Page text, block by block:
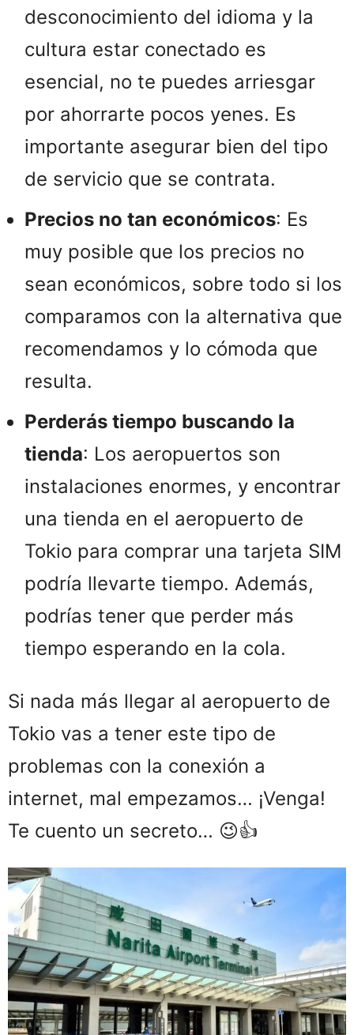
desconocimiento del idioma y la
cultura estar conectado es
esencial, no te puedes arriesgar
por ahorrarte pocos yenes. Es
importante asegurar bien del tipo
de servicio que se contrata.
Precios no tan económicos: Es
muy posible que los precios no
sean económicos, sobre todo si los
comparamos con la alternativa que
recomendamos y lo cómoda que
resulta.
Perderás tiempo buscando la
tienda: Los aeropuertos son
instalaciones enormes, y encontrar
una tienda en el aeropuerto de
Tokio para comprar una tarjeta SIM
podría llevarte tiempo. Además,
podrías tener que perder más
tiempo esperando en la cola.
Si nada más llegar al aeropuerto de
Tokio vas a tener este tipo de
problemas con la conexión a
internet, mal empezamos… ¡Venga!
Te cuento un secreto… 😉👍